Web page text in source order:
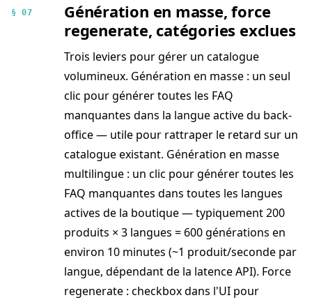
§ 07
Génération en masse, force
regenerate, catégories exclues
Trois leviers pour gérer un catalogue
volumineux. Génération en masse : un seul
clic pour générer toutes les FAQ
manquantes dans la langue active du back-
office — utile pour rattraper le retard sur un
catalogue existant. Génération en masse
multilingue : un clic pour générer toutes les
FAQ manquantes dans toutes les langues
actives de la boutique — typiquement 200
produits × 3 langues = 600 générations en
environ 10 minutes (~1 produit/seconde par
langue, dépendant de la latence API). Force
regenerate : checkbox dans l'UI pour